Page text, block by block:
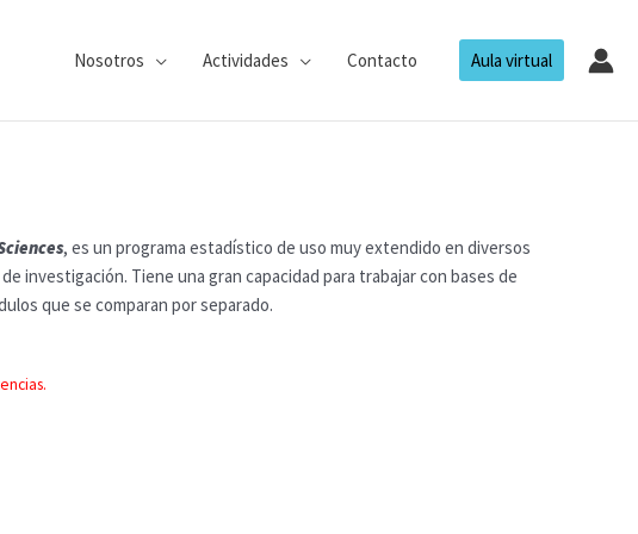
Nosotros Actividades Contacto Aula virtual
, es un programa estadístico de uso muy extendido en diversos
investigación. Tiene una gran capacidad para trabajar con bases de
que se comparan por separado.